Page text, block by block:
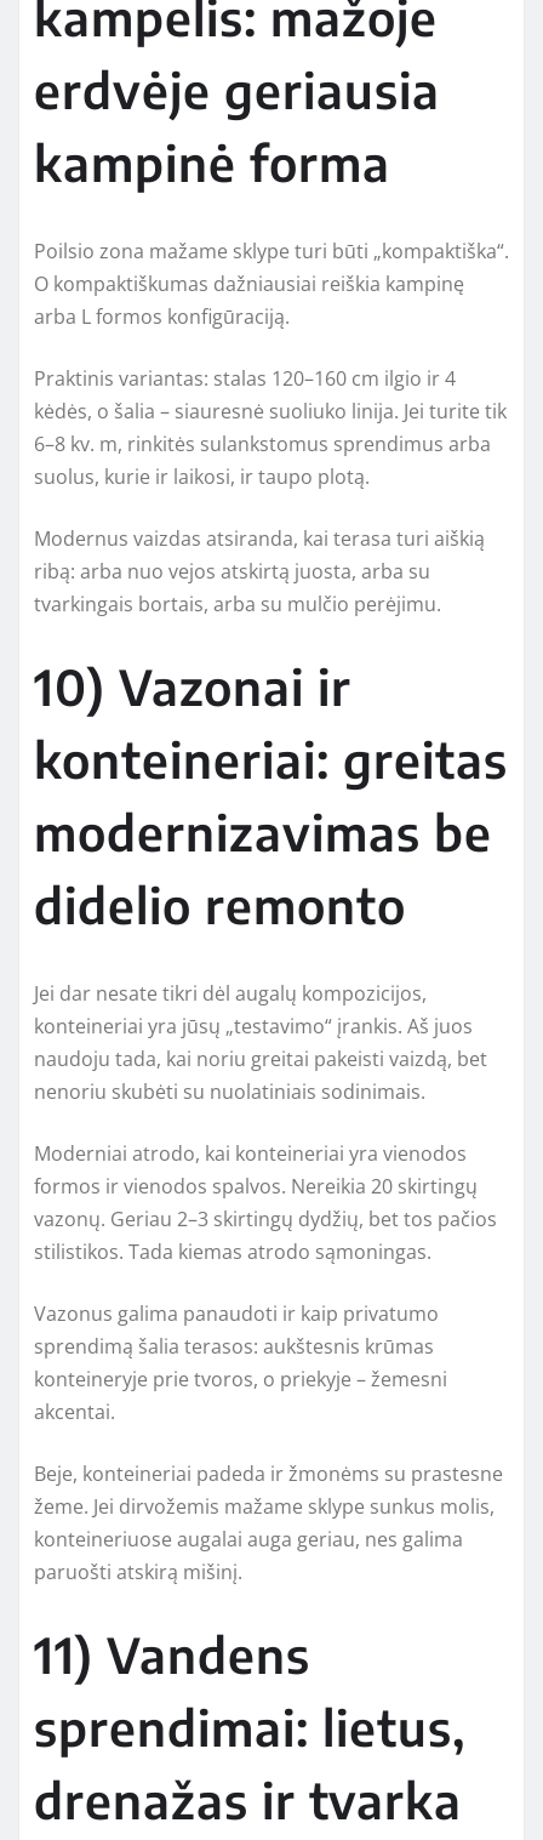
kampelis: mažoje
erdvėje geriausia
kampinė forma
Poilsio zona mažame sklype turi būti „kompaktiška“.
O kompaktiškumas dažniausiai reiškia kampinę
arba L formos konfigūraciją.
Praktinis variantas: stalas 120–160 cm ilgio ir 4
kėdės, o šalia – siauresnė suoliuko linija. Jei turite tik
6–8 kv. m, rinkitės sulankstomus sprendimus arba
suolus, kurie ir laikosi, ir taupo plotą.
Modernus vaizdas atsiranda, kai terasa turi aiškią
ribą: arba nuo vejos atskirtą juosta, arba su
tvarkingais bortais, arba su mulčio perėjimu.
10) Vazonai ir
konteineriai: greitas
modernizavimas be
didelio remonto
Jei dar nesate tikri dėl augalų kompozicijos,
konteineriai yra jūsų „testavimo“ įrankis. Aš juos
naudoju tada, kai noriu greitai pakeisti vaizdą, bet
nenoriu skubėti su nuolatiniais sodinimais.
Moderniai atrodo, kai konteineriai yra vienodos
formos ir vienodos spalvos. Nereikia 20 skirtingų
vazonų. Geriau 2–3 skirtingų dydžių, bet tos pačios
stilistikos. Tada kiemas atrodo sąmoningas.
Vazonus galima panaudoti ir kaip privatumo
sprendimą šalia terasos: aukštesnis krūmas
konteineryje prie tvoros, o priekyje – žemesni
akcentai.
Beje, konteineriai padeda ir žmonėms su prastesne
žeme. Jei dirvožemis mažame sklype sunkus molis,
konteineriuose augalai auga geriau, nes galima
paruošti atskirą mišinį.
11) Vandens
sprendimai: lietus,
drenažas ir tvarka